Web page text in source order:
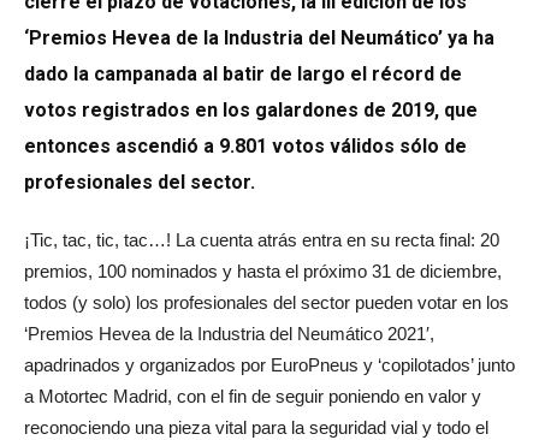
‘Premios Hevea de la Industria del Neumático’ ya ha
dado la campanada al batir de largo el récord de
votos registrados en los galardones de 2019, que
entonces ascendió a 9.801 votos válidos sólo de
profesionales del sector.
¡Tic, tac, tic, tac…! La cuenta atrás entra en su recta final: 20
premios, 100 nominados y hasta el próximo 31 de diciembre,
todos (y solo) los profesionales del sector pueden votar en los
‘Premios Hevea de la Industria del Neumático 2021′,
apadrinados y organizados por EuroPneus y ‘copilotados’ junto
a Motortec Madrid, con el fin de seguir poniendo en valor y
reconociendo una pieza vital para la seguridad vial y todo el